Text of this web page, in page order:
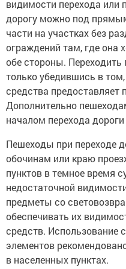
видимости перехода или
дорогу можно под
части на участках без
ограждений там, где она
обе стороны.
только убедившись в
средства
Дополнительно
началом перехода
Пешеходы при переходе
обочинам или краю
пунктов в темное время
недостаточной
предметы со
обеспечивать их
средств.
элементов
в населенных пунктах.